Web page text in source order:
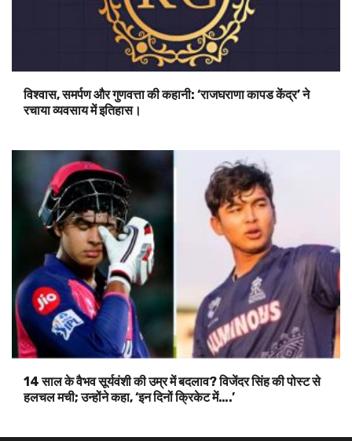
विश्वास, समर्पण और गुणवत्ता की कहानी: ‘राजघराणा कापड केंद्र’ ने
रचाया व्यवसाय में इतिहास।
14 साल के वैभव सूर्यवंशी की उम्र में बदलाव? विजेंदर सिंह की पोस्ट से
हलचल मची; उन्होंने कहा, ‘इन दिनों क्रिकेट में….’